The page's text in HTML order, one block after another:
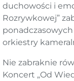
duchowości i
Rozrywkowej”
orkiestry
Nie zabraknie
Koncert „Od